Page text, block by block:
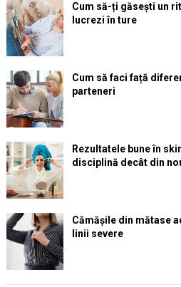
Cum să-ți găsești un
lucrezi în ture
Cum să faci față
parteneri
Rezultatele bune în
disciplină decât din
Cămășile din mătase
linii severe